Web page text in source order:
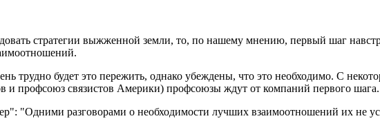
стра­тегии выжженной земли, то, по нашему мнению, первый шаг
трудно будет это пережить, однако убеждены, что это необходимо. С
и профсоюз связистов Америки) профсоюзы ждут от компаний первого шага.
"Одними разговорами о необходимости лучших взаимоотношений их не